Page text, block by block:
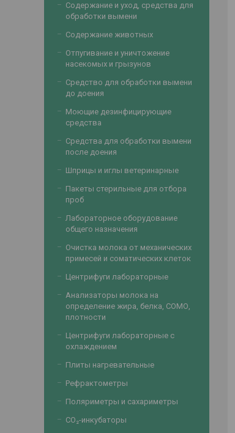
Содержание и уход, средства для
обработки вымени
Содержание животных
Отпугивание и уничтожение
насекомых и грызунов
Средство для обработки вымени
до доения
Моющие дезинфицирующие
средства
Средства для обработки вымени
после доения
Шприцы и иглы ветеринарные
Пакеты стерильные для отбора
проб
Лабораторное оборудование
общего назначения
Очистка молока от механических
примесей и соматических клеток
Центрифуги лабораторные
Анализаторы молока на
определение жира, белка, СОМО,
плотности
Центрифуги лабораторные с
охлаждением
Плиты нагревательные
Рефрактометры
Поляриметры и сахариметры
CO₂-инкубаторы